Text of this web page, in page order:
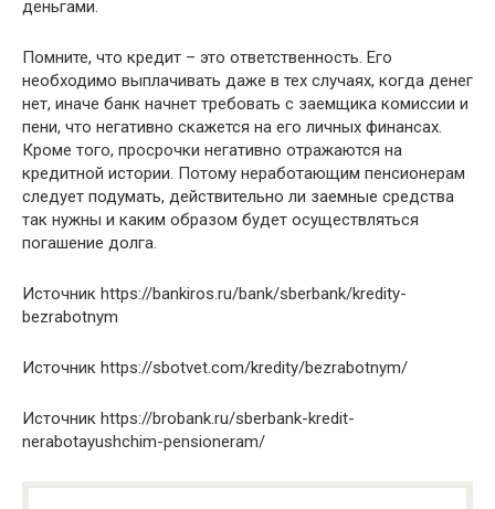
деньгами.
Помните, что кредит – это ответственность. Его
необходимо выплачивать даже в тех случаях, когда денег
нет, иначе банк начнет требовать с заемщика комиссии и
пени, что негативно скажется на его личных финансах.
Кроме того, просрочки негативно отражаются на
кредитной истории. Потому неработающим пенсионерам
следует подумать, действительно ли заемные средства
так нужны и каким образом будет осуществляться
погашение долга.
Источник https://bankiros.ru/bank/sberbank/kredity-
bezrabotnym
Источник https://sbotvet.com/kredity/bezrabotnym/
Источник https://brobank.ru/sberbank-kredit-
nerabotayushchim-pensioneram/